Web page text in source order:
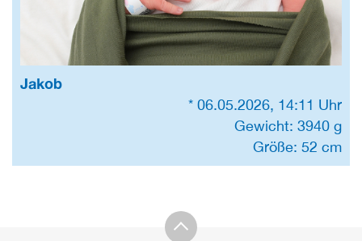
Jakob
* 06.05.2026, 14:11 Uhr
Gewicht: 3940 g
Größe: 52 cm